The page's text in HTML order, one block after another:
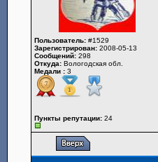
Пользователь: #1529
Зарегистрирован: 2008-05-13
Сообщений: 298
Откуда: Вологодская обл.
Медали : 3
Пункты репутации: 24